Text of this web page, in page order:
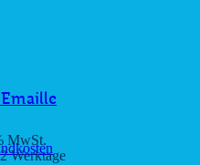
Emaille
MwSt.
Werktage